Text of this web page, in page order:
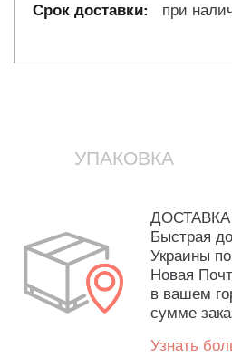
при
УПАКОВКА
Быстрая
Украины
Новая
в вашем
сумме
Узнать